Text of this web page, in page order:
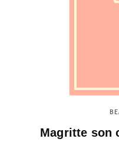
Magritte son